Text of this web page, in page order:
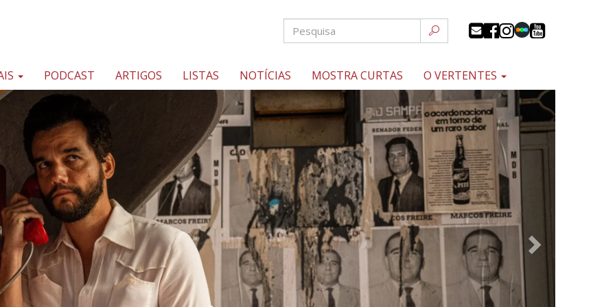
PODCAST ARTIGOS LISTAS NOTÍCIAS MOSTRA CURTAS O VERTENTES
Próximo